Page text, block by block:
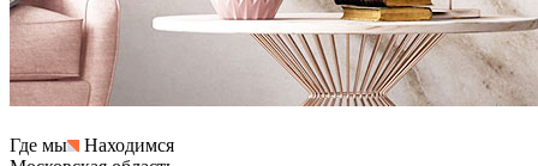
Где мы
Находимся